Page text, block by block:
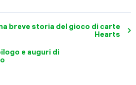
breve storia del gioco di carte
Hearts
e auguri di